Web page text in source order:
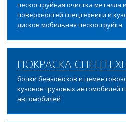
пескоструйная очистка металла
поверхностей спецтехники и
дисков мобильная пескоструйка
ПОКРАСКА
бочки бензовозов и
кузовов грузовых автомобилей
автомобилей